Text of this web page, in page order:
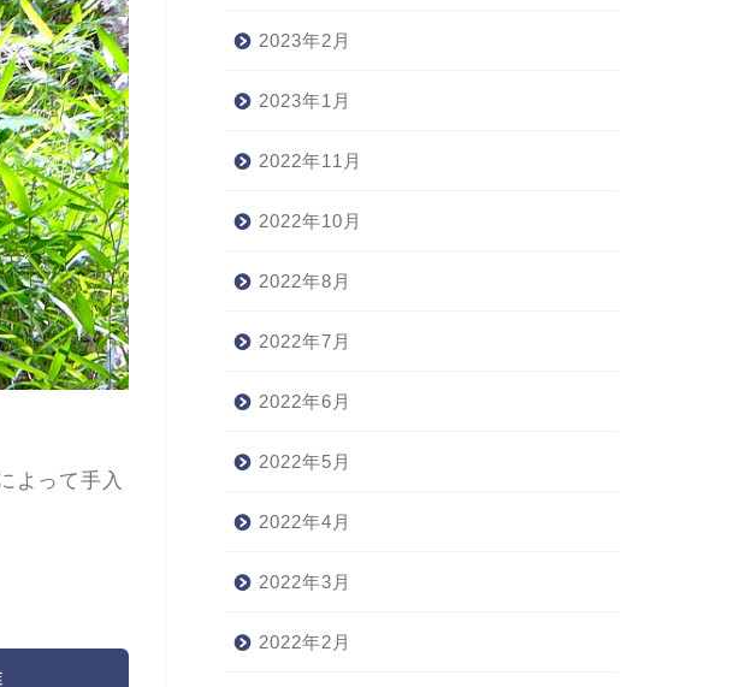
よって手入
2023年2月
2023年1月
2022年11月
2022年10月
2022年8月
2022年7月
2022年6月
2022年5月
2022年4月
2022年3月
2022年2月